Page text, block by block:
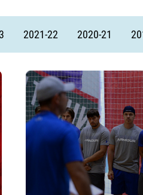
2021-22 2020-21